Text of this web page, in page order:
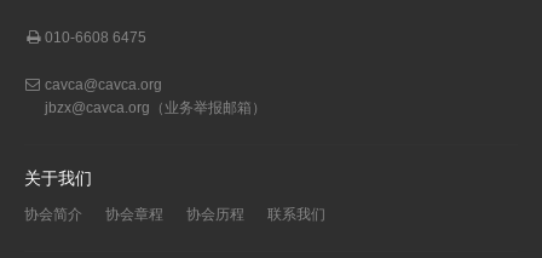
010-6608 6475
cavca@cavca.org
jbzx@cavca.org （业务举报邮箱）
关于我们
协会简介 协会章程 协会历程 联系我们